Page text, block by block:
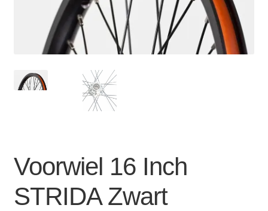
Winkelwagen
SALE
Voorwiel 16 Inch
STRIDA Zwart